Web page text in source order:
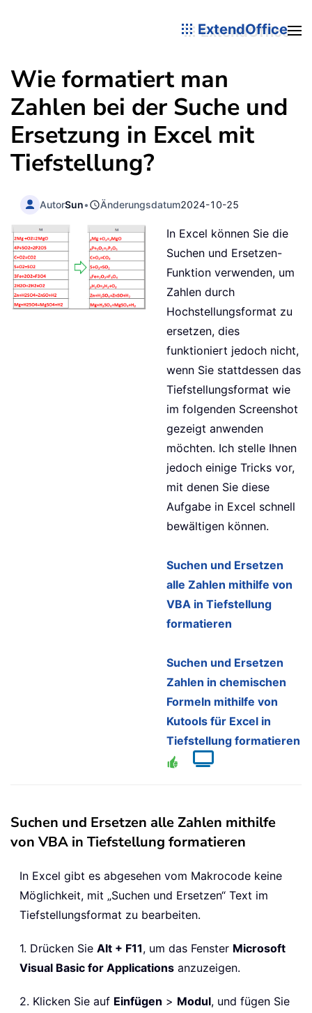
ExtendOffice
Wie formatiert man
Zahlen bei der Suche und
Ersetzung in Excel mit
Tiefstellung?
AutorSun• Änderungsdatum2024-10-25
In Excel können Sie die
Suchen und Ersetzen-
Funktion verwenden, um
Zahlen durch
Hochstellungsformat zu
ersetzen, dies
funktioniert jedoch nicht,
wenn Sie stattdessen das
Tiefstellungsformat wie
im folgenden Screenshot
gezeigt anwenden
möchten. Ich stelle Ihnen
jedoch einige Tricks vor,
mit denen Sie diese
Aufgabe in Excel schnell
bewältigen können.
Suchen und Ersetzen
alle Zahlen mithilfe von
VBA in Tiefstellung
formatieren
Suchen und Ersetzen
Zahlen in chemischen
Formeln mithilfe von
Kutools für Excel in
Tiefstellung formatieren
Suchen und Ersetzen alle Zahlen mithilfe
von VBA in Tiefstellung formatieren
In Excel gibt es abgesehen vom Makrocode keine
Möglichkeit, mit „Suchen und Ersetzen“ Text im
Tiefstellungsformat zu bearbeiten.
1. Drücken Sie Alt + F11, um das Fenster Microsoft
Visual Basic for Applications anzuzeigen.
2. Klicken Sie auf Einfügen > Modul, und fügen Sie